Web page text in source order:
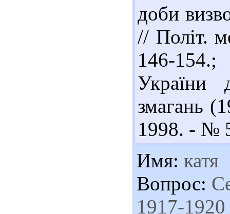
доби
// Політ.
146-
України
змагань
1998. - №
Имя: катя
Вопрос:
1917-1920